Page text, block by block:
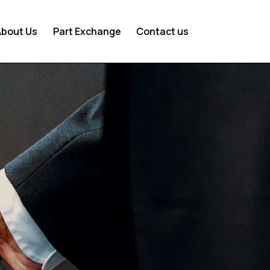
Us Part Exchange Contact us